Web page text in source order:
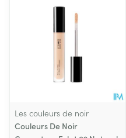
Les couleurs de noir
Couleurs De Noir